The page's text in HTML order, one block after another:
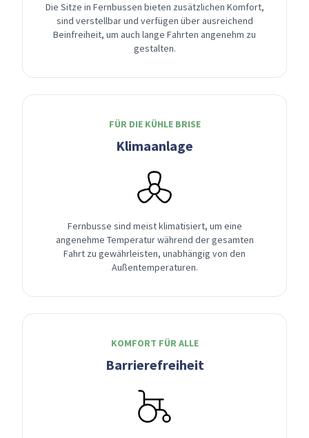
Die Sitze in Fernbussen bieten zusätzlichen Komfort,
sind verstellbar und verfügen über ausreichend
Beinfreiheit, um auch lange Fahrten angenehm zu
gestalten.
FÜR DIE KÜHLE BRISE
Klimaanlage
Fernbusse sind meist klimatisiert, um eine
angenehme Temperatur während der gesamten
Fahrt zu gewährleisten, unabhängig von den
Außentemperaturen.
KOMFORT FÜR ALLE
Barrierefreiheit